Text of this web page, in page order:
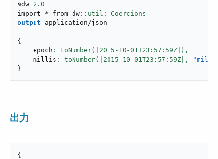
%dw 2.0
import * from dw
output
application/json
---
{
    epoch
: toNumber(| 2015 - 10 -01T23: 57 :59Z|),
    millis
: toNumber(| 2015 - 10 -01T23: 57 :59Z|,
}
出力
{